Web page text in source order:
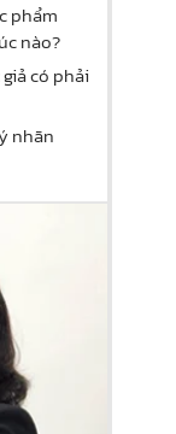
phẩm
nào?
có phải
nhãn